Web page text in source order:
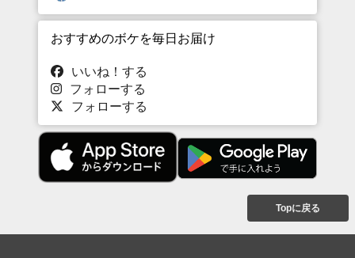
おすすめのボケを毎日お届け
いいね！する
フォローする
フォローする
Topに戻る